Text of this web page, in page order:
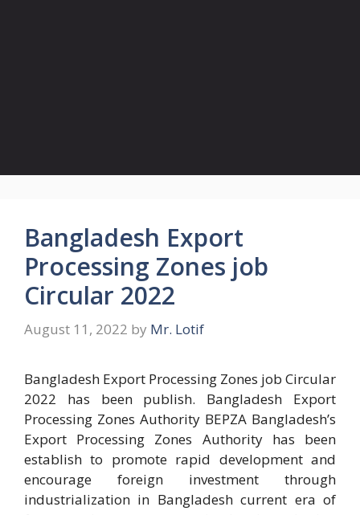
Bangladesh Export
Processing Zones job
Circular 2022
August 11, 2022 by Mr. Lotif
Bangladesh Export Processing Zones job Circular
2022 has been publish. Bangladesh Export
Processing Zones Authority BEPZA Bangladesh’s
Export Processing Zones Authority has been
establish to promote rapid development and
encourage foreign investment through
industrialization in Bangladesh current era of